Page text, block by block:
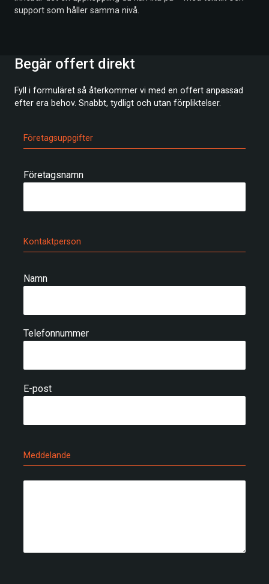
support som håller samma nivå.
Begär offert direkt
Fyll i formuläret så återkommer vi med en offert anpassad
efter era behov. Snabbt, tydligt och utan förpliktelser.
Företagsuppgifter
Företagsnamn
Kontaktperson
Namn
Telefonnummer
E-post
Meddelande